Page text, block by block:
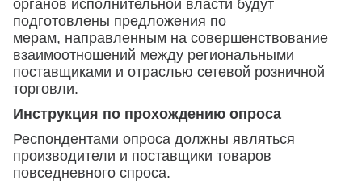
органов исполнительной власти будут
подготовлены предложения по
мерам, направленным на совершенствование
взаимоотношений между региональными
поставщиками и отраслью сетевой розничной
торговли.
Инструкция по прохождению опроса
Респондентами опроса должны являться
производители и поставщики товаров
повседневного спроса.